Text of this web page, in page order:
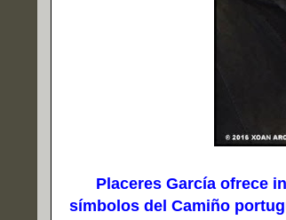
Placeres García ofrece
símbolos del Camiño